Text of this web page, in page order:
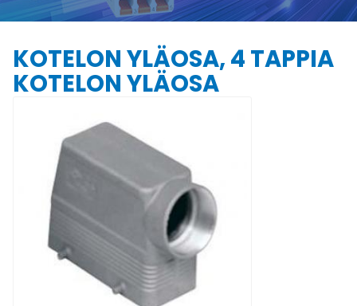
KOTELON YLÄOSA, 4 TAPPIA
KOTELON YLÄOSA